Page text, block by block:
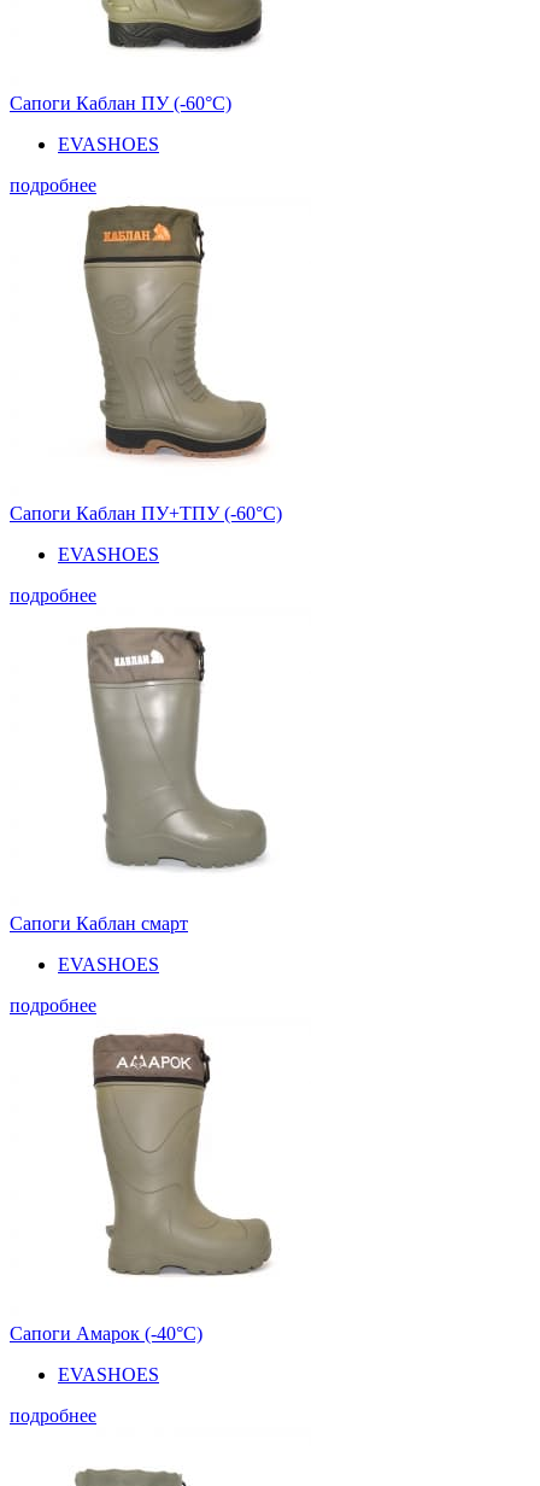
Сапоги Каблан ПУ (-60°С)
EVASHOES
подробнее
Сапоги Каблан ПУ+ТПУ (-60°С)
EVASHOES
подробнее
Сапоги Каблан смарт
EVASHOES
подробнее
Сапоги Амарок (-40°С)
EVASHOES
подробнее